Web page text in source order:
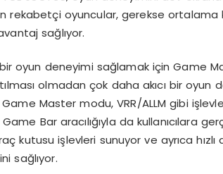
rekabetçi oyuncular, gerekse ortalama
sağlıyor.
bir oyun deneyimi sağlamak için Game
olmadan çok daha akıcı bir oyun
Master modu, VRR/ALLM gibi
Bar aracılığıyla da kullanıcılara
kutusu işlevleri sunuyor ve ayrıca
sağlıyor.